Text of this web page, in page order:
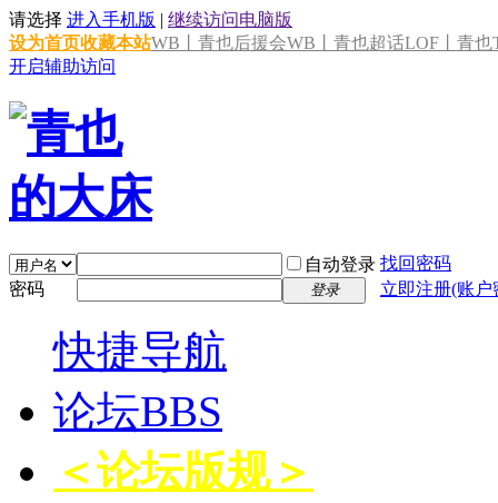
请选择 进入手机版 | 继续访问电脑版
设为首页收藏本站WB丨青也后援会WB丨青也超话LOF丨青也
开启辅助访问
自动登录 找回密码
密码
登录 立即注册(账
快捷导航
论坛BBS
＜论坛版规＞